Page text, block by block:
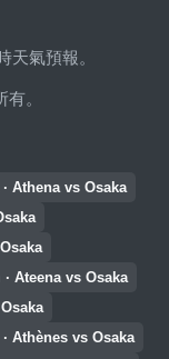
氣預報。
。
Athena vs Osaka
· Ateena vs Osaka
· Athènes vs Osaka